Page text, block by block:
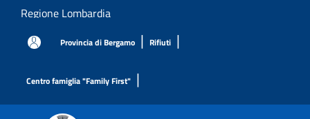
Salta al contenuto principale
Regione Lombardia
Provincia di Bergamo | Rifiuti |
Centro famiglia "Family First" |